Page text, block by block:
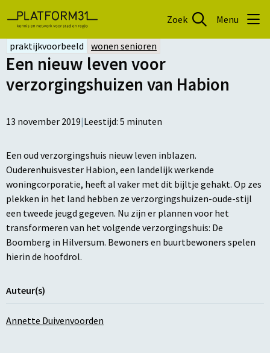
Zoek Menu
praktijkvoorbeeld wonen senioren
Een nieuw leven voor
verzorgingshuizen van Habion
13 november 2019|Leestijd: 5 minuten
Een oud verzorgingshuis nieuw leven inblazen.
Ouderenhuisvester Habion, een landelijk werkende
woningcorporatie, heeft al vaker met dit bijltje gehakt. Op zes
plekken in het land hebben ze verzorgingshuizen-oude-stijl
een tweede jeugd gegeven. Nu zijn er plannen voor het
transformeren van het volgende verzorgingshuis: De
Boomberg in Hilversum. Bewoners en buurtbewoners spelen
hierin de hoofdrol.
Auteur(s)
Annette Duivenvoorden